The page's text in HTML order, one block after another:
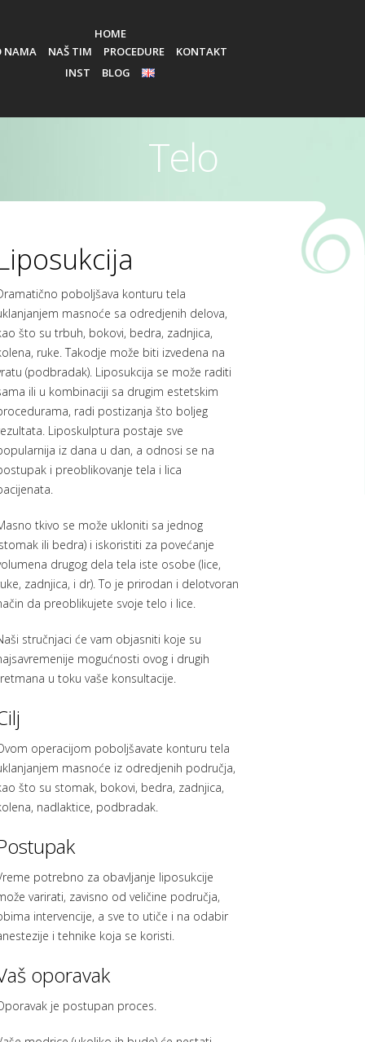
HOME
NAMA
NAŠ TIM PROCEDURE
KONTAKT
INST
BLOG EN
Telo
poboljšava konturu tela
masnoće sa odredjenih delova,
što su trbuh, bokovi, bedra, zadnjica,
ruke. Takodje može biti izvedena na
(podbradak). Liposukcija se može raditi
ili u kombinaciji sa drugim estetskim
radi postizanja što boljeg
Liposkulptura postaje sve
iz dana u dan, a odnosi se na
i preoblikovanje tela i lica
tkivo se može ukloniti sa jednog
ili bedra) i iskoristiti za povećanje
drugog dela tela iste osobe (lice,
zadnjica, i dr). To je prirodan i delotvoran
da preoblikujete svoje telo i lice.
stručnjaci će vam objasniti koje su
mogućnosti ovog i drugih
u toku vaše konsultacije.
operacijom poboljšavate konturu tela
masnoće iz odredjenih područja,
što su stomak, bokovi, bedra, zadnjica,
nadlaktice, podbradak.
potrebno za obavljanje liposukcije
varirati, zavisno od veličine područja,
intervencije, a sve to utiče i na odabir
i tehnike koja se koristi.
oporavak
je postupan proces.